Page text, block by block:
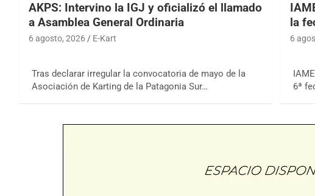
AKPS: Intervino la IGJ y oficializó el llamado
a Asamblea General Ordinaria
6 agosto, 2026 E-Kart
Tras declarar irregular la convocatoria de mayo de la
Asociación de Karting de la Patagonia Sur…
la
6
6ª